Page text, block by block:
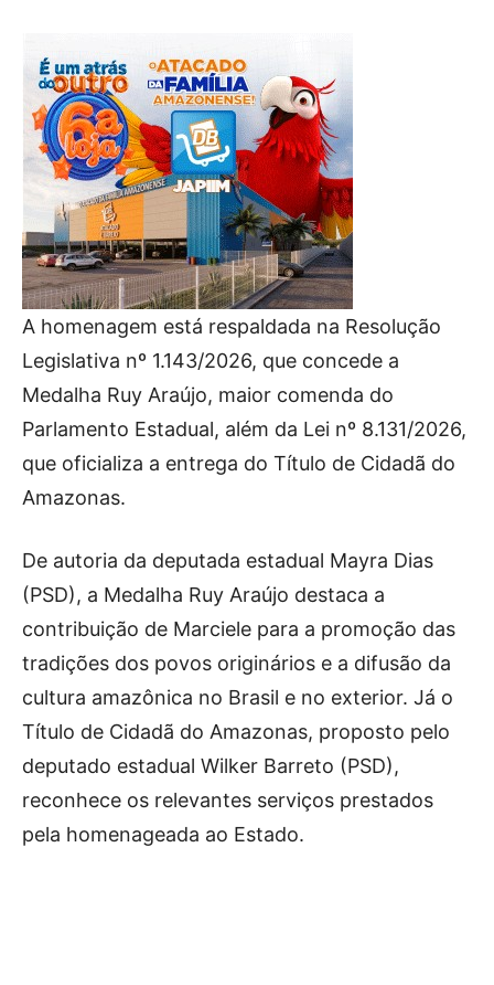
A homenagem está respaldada na Resolução
Legislativa nº 1.143/2026, que concede a
Medalha Ruy Araújo, maior comenda do
Parlamento Estadual, além da Lei nº 8.131/2026,
que oficializa a entrega do Título de Cidadã do
Amazonas.
De autoria da deputada estadual Mayra Dias
(PSD), a Medalha Ruy Araújo destaca a
contribuição de Marciele para a promoção das
tradições dos povos originários e a difusão da
cultura amazônica no Brasil e no exterior. Já o
Título de Cidadã do Amazonas, proposto pelo
deputado estadual Wilker Barreto (PSD),
reconhece os relevantes serviços prestados
pela homenageada ao Estado.